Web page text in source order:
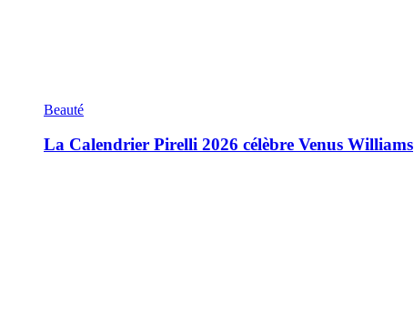
Beauté
La Calendrier Pirelli 2026 célèbre Venus Williams